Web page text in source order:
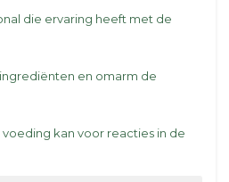
die ervaring heeft met de
en omarm de
kan voor reacties in de